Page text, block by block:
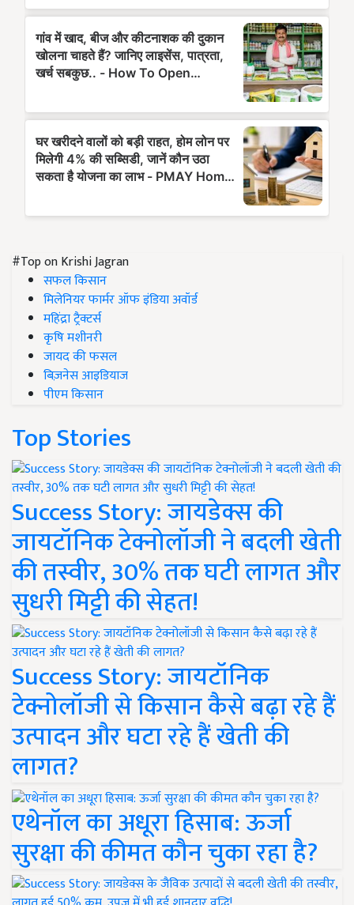
#Top on Krishi Jagran
सफल किसान
मिलेनियर फार्मर ऑफ इंडिया अवॉर्ड
महिंद्रा ट्रैक्टर्स
कृषि मशीनरी
जायद की फसल
बिज़नेस आइडियाज
पीएम किसान
Top Stories
Success Story: जायडेक्स की
जायटॉनिक टेक्नोलॉजी ने बदली खेती
की तस्वीर, 30% तक घटी लागत और
सुधरी मिट्टी की सेहत!
Success Story: जायटॉनिक
टेक्नोलॉजी से किसान कैसे बढ़ा रहे हैं
उत्पादन और घटा रहे हैं खेती की
लागत?
एथेनॉल का अधूरा हिसाब: ऊर्जा
सुरक्षा की कीमत कौन चुका रहा है?